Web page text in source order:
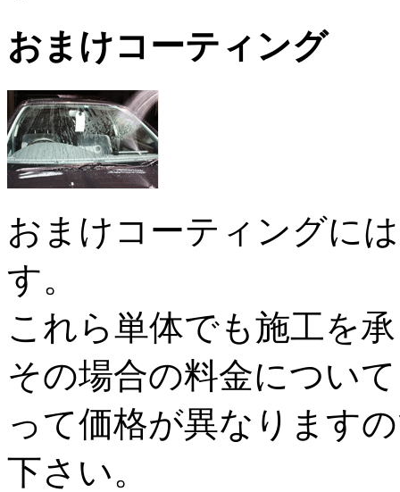
おまけコーティング
おまけコーティングに
す。
これら単体でも施工を
その場合の料金につい
って価格が異なります
下さい。